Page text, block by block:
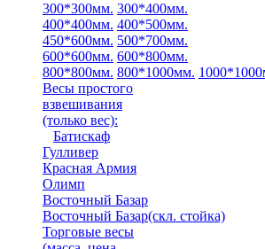
300*300мм. 300*400мм.
400*400мм. 400*500мм.
450*600мм. 500*700мм.
600*600мм. 600*800мм.
800*800мм. 800*1000мм.
Весы простого
взвешивания
(только вес):
Батискаф
Гулливер
Красная Армия
Олимп
Восточный Базар
Восточный Базар(скл. стойка)
Торговые весы